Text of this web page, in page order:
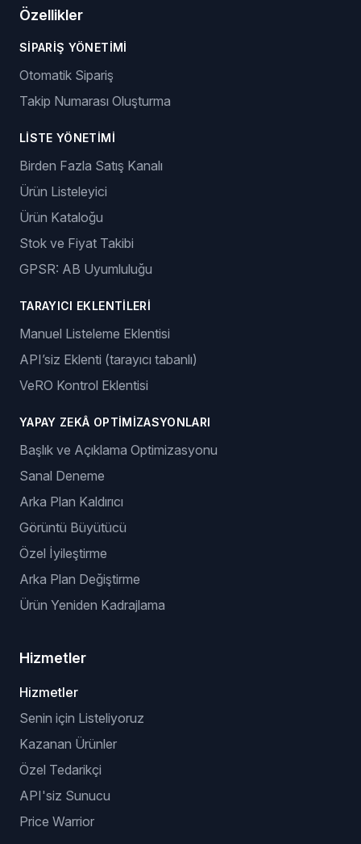
Özellikler
SIPARIŞ YÖNETIMI
Otomatik Sipariş
Takip Numarası Oluşturma
LISTE YÖNETIMI
Birden Fazla Satış Kanalı
Ürün Listeleyici
Ürün Kataloğu
Stok ve Fiyat Takibi
GPSR: AB Uyumluluğu
TARAYICI EKLENTILERI
Manuel Listeleme Eklentisi
API’siz Eklenti (tarayıcı tabanlı)
VeRO Kontrol Eklentisi
YAPAY ZEKÂ OPTIMIZASYONLARI
Başlık ve Açıklama Optimizasyonu
Sanal Deneme
Arka Plan Kaldırıcı
Görüntü Büyütücü
Özel İyileştirme
Arka Plan Değiştirme
Ürün Yeniden Kadrajlama
Hizmetler
Hizmetler
Senin için Listeliyoruz
Kazanan Ürünler
Özel Tedarikçi
API'siz Sunucu
Price Warrior